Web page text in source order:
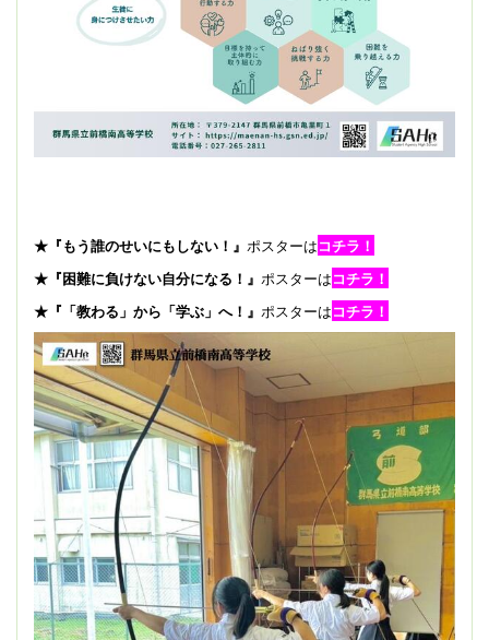
★『もう誰のせいにもしない！』 ポスターはコチラ！
★『困難に負けない自分になる！』 ポスターはコチラ！
★『「教わる」から「学ぶ」へ！』 ポスターはコチラ！